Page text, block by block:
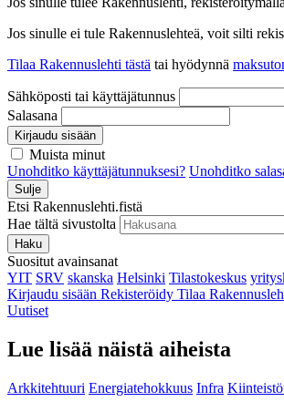
Jos sinulle ei tule Rakennuslehteä, voit silti
Tilaa Rakennuslehti tästä tai hyödynnä
Sähköposti tai käyttäjätunnus
Salasana
Kirjaudu sisään
Muista minut
Unohditko käyttäjätunnuksesi? Unohditko
Sulje
Etsi Rakennuslehti.fistä
Hae tältä sivustolta
Haku
Suositut avainsanat
YIT SRV skanska Helsinki Tilastokeskus
Kirjaudu sisään Rekisteröidy Tilaa
Uutiset
Lue lisää näistä aiheista
Arkkitehtuuri Energiatehokkuus Infra